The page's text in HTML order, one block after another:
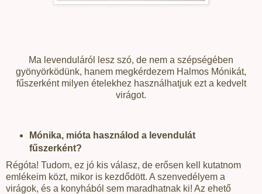
Ma levenduláról lesz szó, de nem a szépségében
gyönyörködünk, hanem megkérdezem Halmos Mónikát,
fűszerként milyen ételekhez használhatjuk ezt a kedvelt
virágot.
Mónika, mióta használod a levendulát
fűszerként?
Régóta! Tudom, ez jó kis válasz, de erősen kell kutatnom
emlékeim közt, mikor is kezdődött. A szenvedélyem a
virágok, és a konyhából sem maradhatnak ki! Az ehető